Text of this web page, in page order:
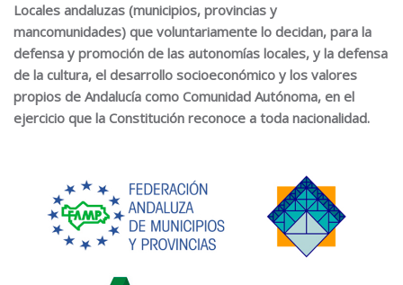
Locales andaluzas (municipios, provincias y
mancomunidades) que voluntariamente lo decidan, para la
defensa y promoción de las autonomías locales, y la defensa
de la cultura, el desarrollo socioeconómico y los valores
propios de Andalucía como Comunidad Autónoma, en el
ejercicio que la Constitución reconoce a toda nacionalidad.